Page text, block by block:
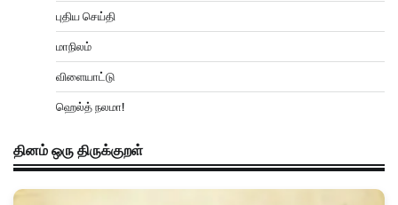
புதிய செய்தி
மாநிலம்
விளையாட்டு
ஹெல்த் நலமா!
தினம் ஒரு திருக்குறள்